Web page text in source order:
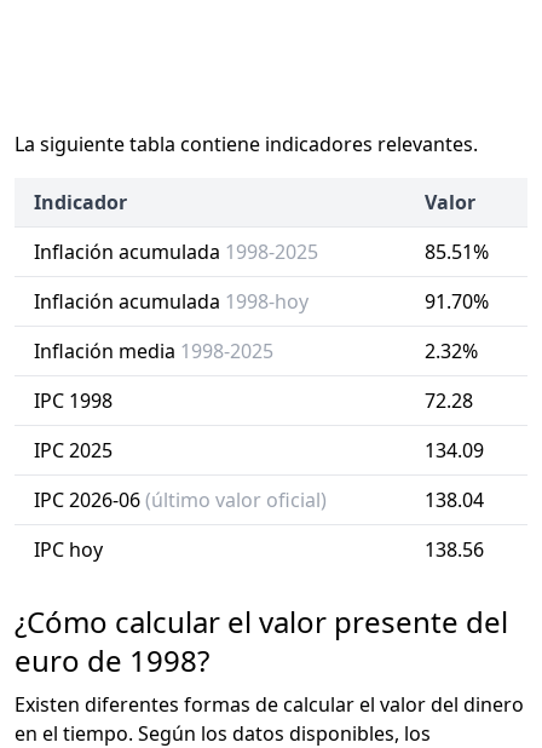
La siguiente tabla contiene indicadores relevantes.
Indicador
Valor
Inflación acumulada 1998-2025
85.51%
Inflación acumulada 1998-hoy
91.70%
Inflación media 1998-2025
2.32%
IPC 1998
72.28
IPC 2025
134.09
IPC 2026-06(último valor oficial)
138.04
IPC hoy
138.56
¿Cómo calcular el valor presente del
euro de 1998?
Existen diferentes formas de calcular el valor del dinero
en el tiempo. Según los datos disponibles, los